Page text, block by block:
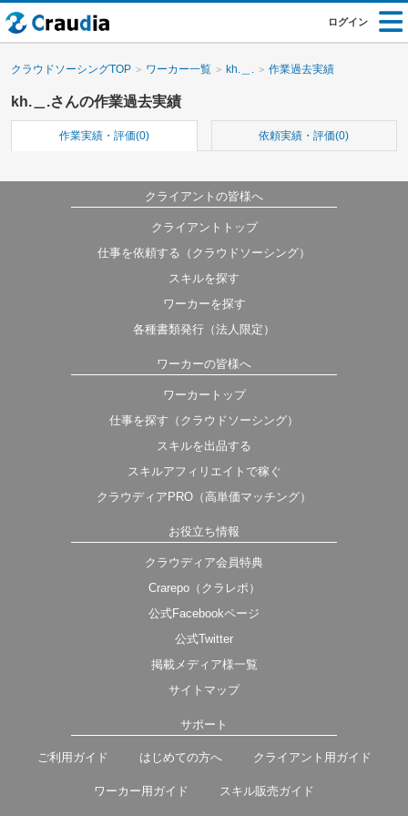
ログイン
クラウドソーシングTOP ワーカー一覧 kh.＿. 作業過去実績
kh.＿.さんの作業過去実績
作業実績・評価(0) 依頼実績・評価(0)
クライアントの皆様へ
クライアントトップ
仕事を依頼する（クラウドソーシング）
スキルを探す
ワーカーを探す
各種書類発行（法人限定）
ワーカーの皆様へ
ワーカートップ
仕事を探す（クラウドソーシング）
スキルを出品する
スキルアフィリエイトで稼ぐ
クラウディアPRO（高単価マッチング）
お役立ち情報
クラウディア会員特典
Crarepo（クラレポ）
公式Facebookページ
公式Twitter
掲載メディア様一覧
サイトマップ
サポート
ご利用ガイド はじめての方へ クライアント用ガイド
ワーカー用ガイド スキル販売ガイド